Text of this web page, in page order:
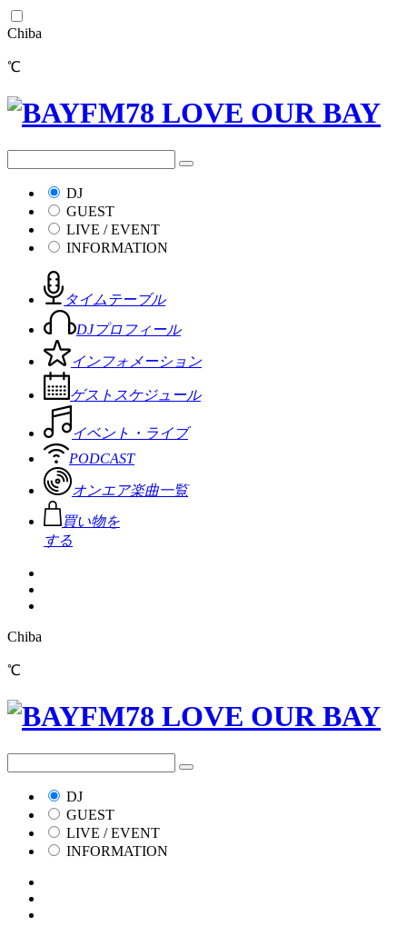
Chiba
℃
DJ
GUEST
LIVE / EVENT
INFORMATION
タイムテーブル
DJプロフィール
インフォメーション
ゲストスケジュール
イベント・ライブ
PODCAST
オンエア楽曲一覧
買い物を
する
Chiba
℃
DJ
GUEST
LIVE / EVENT
INFORMATION